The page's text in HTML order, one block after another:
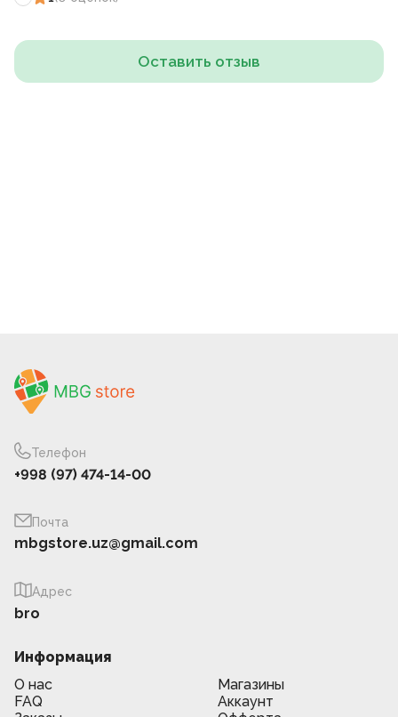
Оставить отзыв
Телефон
+998 (97) 474-14-00
Почта
mbgstore.uz@gmail.com
Адрес
bro
Информация
О нас
Магазины
FAQ
Аккаунт